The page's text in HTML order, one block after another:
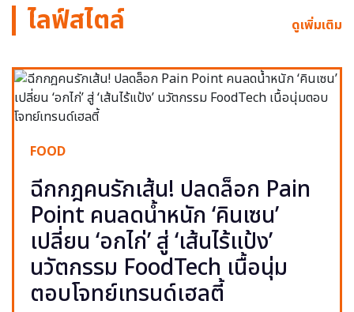
ไลฟ์สไตล์ ดูเพิ่มเติม
FOOD
ฉีกกฎคนรักเส้น! ปลดล็อก Pain
Point คนลดน้ำหนัก ‘คินเซน’
เปลี่ยน ‘อกไก่’ สู่ ‘เส้นไร้แป้ง’
นวัตกรรม FoodTech เนื้อนุ่ม
ตอบโจทย์เทรนด์เฮลตี้